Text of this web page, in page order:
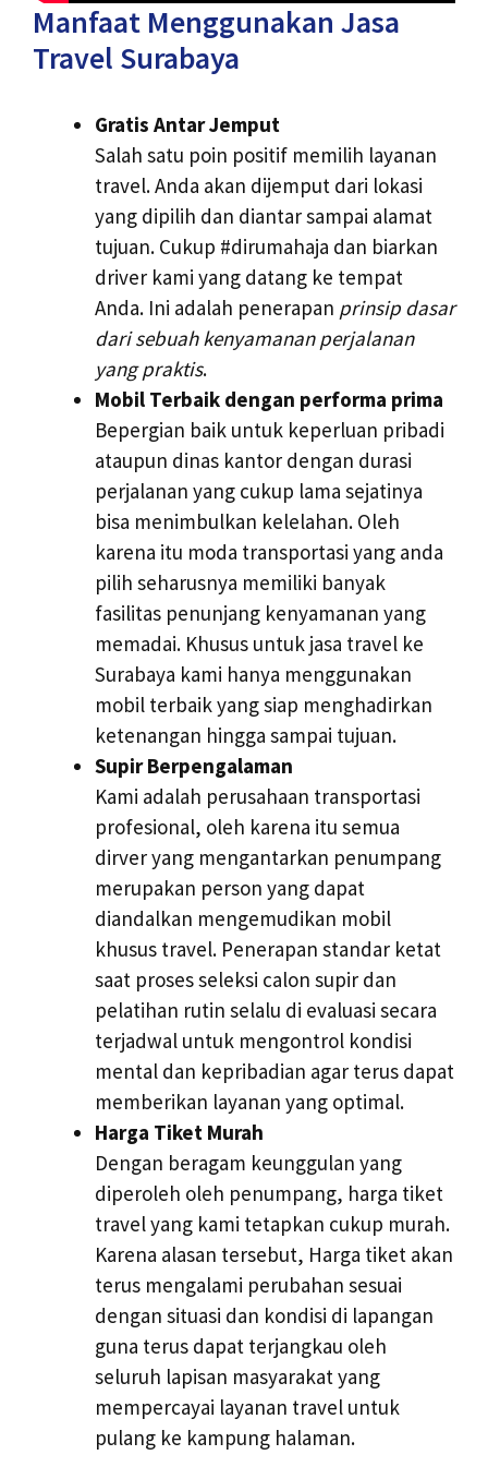
Manfaat Menggunakan Jasa
Travel Surabaya
Gratis Antar Jemput
Salah satu poin positif memilih layanan
travel. Anda akan dijemput dari lokasi
yang dipilih dan diantar sampai alamat
tujuan. Cukup #dirumahaja dan biarkan
driver kami yang datang ke tempat
Anda. Ini adalah penerapan prinsip dasar
dari sebuah kenyamanan perjalanan
yang praktis.
Mobil Terbaik dengan performa prima
Bepergian baik untuk keperluan pribadi
ataupun dinas kantor dengan durasi
perjalanan yang cukup lama sejatinya
bisa menimbulkan kelelahan. Oleh
karena itu moda transportasi yang anda
pilih seharusnya memiliki banyak
fasilitas penunjang kenyamanan yang
memadai. Khusus untuk jasa travel ke
Surabaya kami hanya menggunakan
mobil terbaik yang siap menghadirkan
ketenangan hingga sampai tujuan.
Supir Berpengalaman
Kami adalah perusahaan transportasi
profesional, oleh karena itu semua
dirver yang mengantarkan penumpang
merupakan person yang dapat
diandalkan mengemudikan mobil
khusus travel. Penerapan standar ketat
saat proses seleksi calon supir dan
pelatihan rutin selalu di evaluasi secara
terjadwal untuk mengontrol kondisi
mental dan kepribadian agar terus dapat
memberikan layanan yang optimal.
Harga Tiket Murah
Dengan beragam keunggulan yang
diperoleh oleh penumpang, harga tiket
travel yang kami tetapkan cukup murah.
Karena alasan tersebut, Harga tiket akan
terus mengalami perubahan sesuai
dengan situasi dan kondisi di lapangan
guna terus dapat terjangkau oleh
seluruh lapisan masyarakat yang
mempercayai layanan travel untuk
pulang ke kampung halaman.